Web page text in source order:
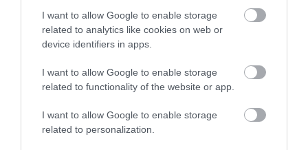
I want to allow Google to enable storage
related to analytics like cookies on web or
device identifiers in apps.
I want to allow Google to enable storage
related to functionality of the website or app.
I want to allow Google to enable storage
related to personalization.